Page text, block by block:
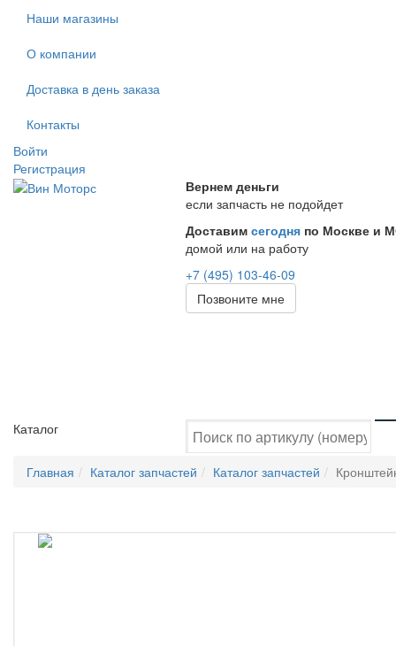
Наши магазины
О компании
Доставка в день заказа
Контакты
Войти
Регистрация
Вернем деньги
если запчасть не подойдет
Доставим сегодня по Москве и
домой или на работу
+7 (495) 103-46-09
Позвоните мне
Каталог
Главная Каталог запчастей Каталог запчастей